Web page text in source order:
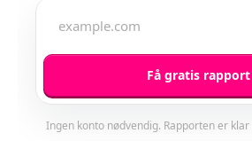
Få gratis rapport
Ingen konto nødvendig. Rapporten er